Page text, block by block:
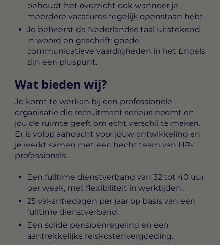
behoudt het overzicht ook wanneer je
meerdere vacatures tegelijk openstaan hebt.
Je beheerst de Nederlandse taal uitstekend
in woord en geschrift; goede
communicatieve vaardigheden in het Engels
zijn een pluspunt.
Wat bieden wij?
Je komt te werken bij een professionele
organisatie die recruitment serieus neemt en
jou de ruimte geeft om echt verschil te maken.
Er is volop aandacht voor jouw ontwikkeling en
je werkt samen met een hecht team van HR-
professionals.
Een fulltime dienstverband van 32 tot 40 uur
per week, met flexibiliteit in werktijden.
25 vakantiedagen per jaar op basis van een
fulltime dienstverband.
Een solide pensioenregeling en een
aantrekkelijke reiskostenvergoeding.